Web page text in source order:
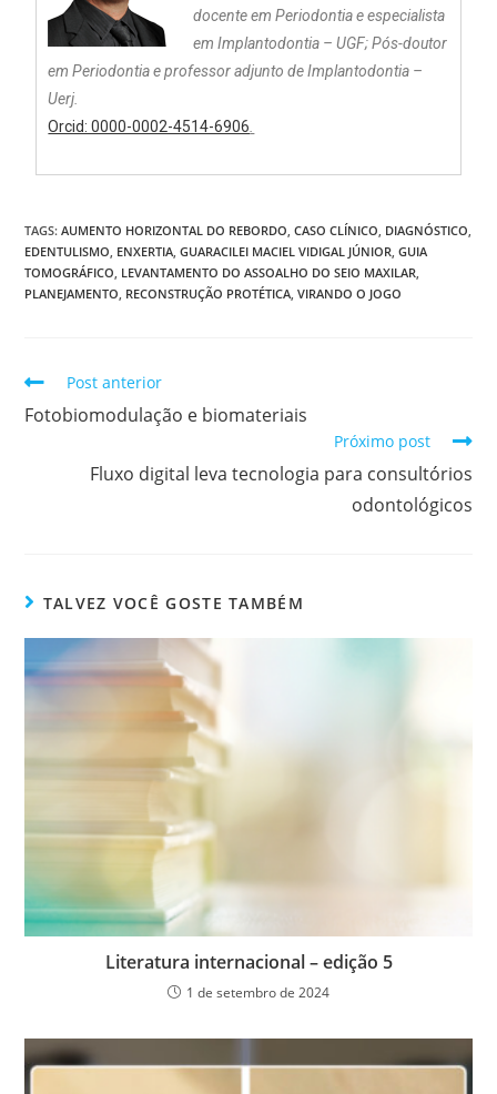
docente em Periodontia e especialista
em Implantodontia – UGF; Pós-doutor
em Periodontia e professor adjunto de Implantodontia –
Uerj.
Orcid: 0000-0002-4514-6906.
TAGS:AUMENTO HORIZONTAL DO REBORDO, CASO CLÍNICO, DIAGNÓSTICO,
EDENTULISMO, ENXERTIA, GUARACILEI MACIEL VIDIGAL JÚNIOR, GUIA
TOMOGRÁFICO, LEVANTAMENTO DO ASSOALHO DO SEIO MAXILAR,
PLANEJAMENTO, RECONSTRUÇÃO PROTÉTICA, VIRANDO O JOGO
Post anterior
Fotobiomodulação e biomateriais
Próximo post
Fluxo digital leva tecnologia para consultórios
odontológicos
TALVEZ VOCÊ GOSTE TAMBÉM
Literatura internacional – edição 5
1 de setembro de 2024